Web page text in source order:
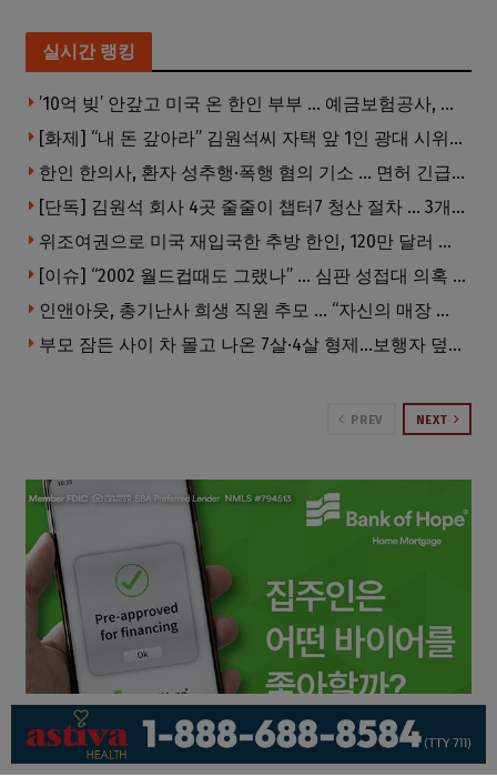
실시간 랭킹
’10억 빚’ 안갚고 미국 온 한인 부부 … 예금보험공사, 미국서 소송
[화제] “내 돈 갚아라” 김원석씨 자택 앞 1인 광대 시위 … 한인 투자사, “108만 달러 못받아”
한인 한의사, 환자 성추행·폭행 혐의 기소 … 면허 긴급정지
[단독] 김원석 회사 4곳 줄줄이 챕터7 청산 절차 … 3개 법인 같은 날 동시 파산 신청
위조여권으로 미국 재입국한 추방 한인, 120만 달러 은행 사기 행각
[이슈] “2002 월드컵때도 그랬나” … 심판 성접대 의혹 해외로 일파만파, 4강 신화까지 불똥
인앤아웃, 총기난사 희생 직원 추모 … “자신의 매장 운영이 꿈이었다”
부모 잠든 사이 차 몰고 나온 7살·4살 형제…보행자 덮쳐 중태
PREV NEXT